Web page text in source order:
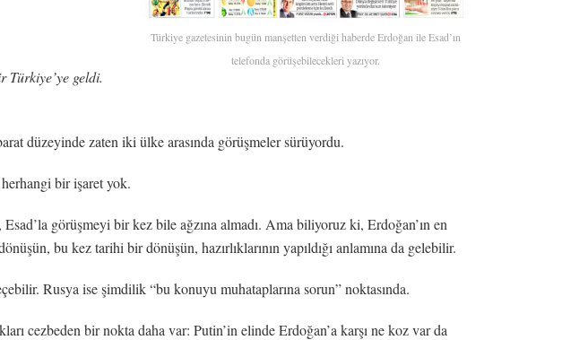
Türkiye gazetesinin bugün manşetten verdiği haberde Erdoğan ile Esad’ın
telefonda görüşebilecekleri yazıyor.
geldi.
düzeyinde zaten iki ülke arasında görüşmeler sürüyordu.
bir işaret yok.
görüşmeyi bir kez bile ağzına almadı. Ama biliyoruz ki, Erdoğan’ın en
bu kez tarihi bir dönüşün, hazırlıklarının yapıldığı anlamına da gelebilir.
Rusya ise şimdilik “bu konuyu muhataplarına sorun” noktasında.
cezbeden bir nokta daha var: Putin’in elinde Erdoğan’a karşı ne koz var da